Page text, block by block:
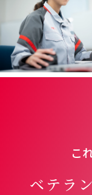
こ
ベテラ